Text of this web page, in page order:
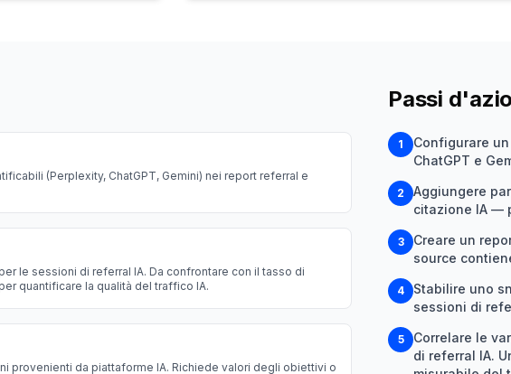
(Perplexity, ChatGPT, Gemini) nei report referral e
le sessioni di referral IA. Da confrontare con il tasso di
quantificare la qualità del traffico IA.
provenienti da piattaforme IA. Richiede valori degli obiettivi o
Passi
1
Configurare
ChatGPT e
2
Aggiungere
citazione IA —
3
Creare un
source
4
Stabilire uno
sessioni di
5
Correlare le
di referral IA.